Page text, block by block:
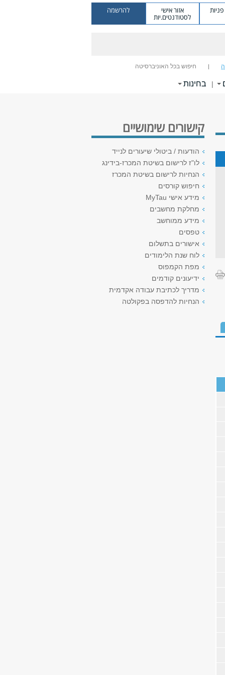
אזור אישי
לסטודנטים.יות
להרשמה
חיפוש בכל האוניברסיטה
| בחינות
קישורים שימושיים
הודעות / ביטולי שיעורים לנייד
לו"ז לרישום בשיטת המכרז-בידינג
הנחיות לרישום בשיטת המכרז
חיפוש קורסים
מידע אישי MyTau
מחלקת מחשבים
מידע ממוחשב
טפסים
אישורים בתשלום
לוח שנת הלימודים
מפת הקמפוס
ידיעונים קודמים
מדריך לכתיבת עבודה אקדמית
הנחיות להדפסה בפקולטה